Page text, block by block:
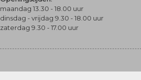
maandag 13.30 - 18.00 uur
dinsdag - vrijdag 9.30 - 18.00 uur
zaterdag 9.30 - 17.00 uur